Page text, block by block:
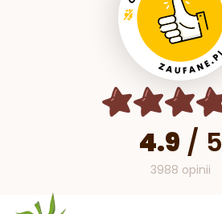
4.9 / 5
3988 opinii